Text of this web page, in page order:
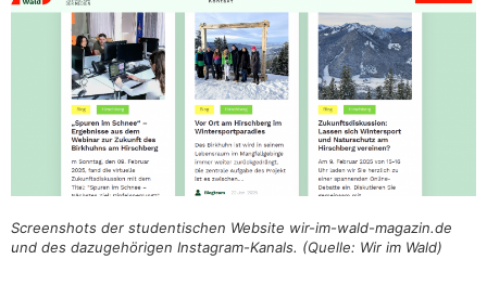
Screenshots der studentischen Website wir-im-wald-magazin.de
und des dazugehörigen Instagram-Kanals. (Quelle: Wir im Wald)